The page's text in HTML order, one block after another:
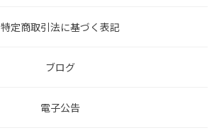
特定商取引法に基づく表記
ブログ
電子公告